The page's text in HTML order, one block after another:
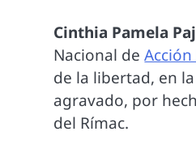
Cinthia Pamela
Nacional de
de la libertad, en
agravado, por
del Rímac.